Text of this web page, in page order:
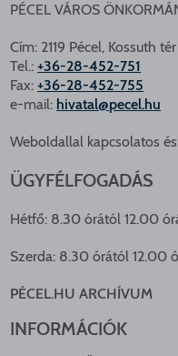
PÉCEL VÁROS
Cím: 2119 Pécel, Kossuth tér
Tel.:+36-28-452-751
Fax:+36-28-452-755
e-mail: hivatal@pecel.hu
Weboldallal kapcsolatos
ÜGYFÉLFOGADÁS
Hétfő: 8.30 órától 12.00
Szerda: 8.30 órától 12.00
PÉCEL.HU ARCHÍVUM
INFORMÁCIÓK